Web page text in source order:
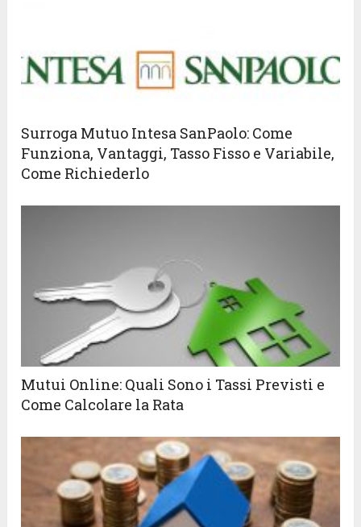
Surroga Mutuo Intesa SanPaolo: Come
Funziona, Vantaggi, Tasso Fisso e Variabile,
Come Richiederlo
Mutui Online: Quali Sono i Tassi Previsti e
Come Calcolare la Rata